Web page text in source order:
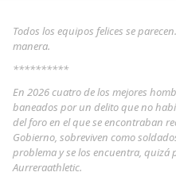
Todos los equipos felices se
manera.
**********
En 2026 cuatro de los mejores
baneados por un delito que no
del foro en el que se encontraban
Gobierno, sobreviven como
problema y se los encuentra,
Aurreraathletic.